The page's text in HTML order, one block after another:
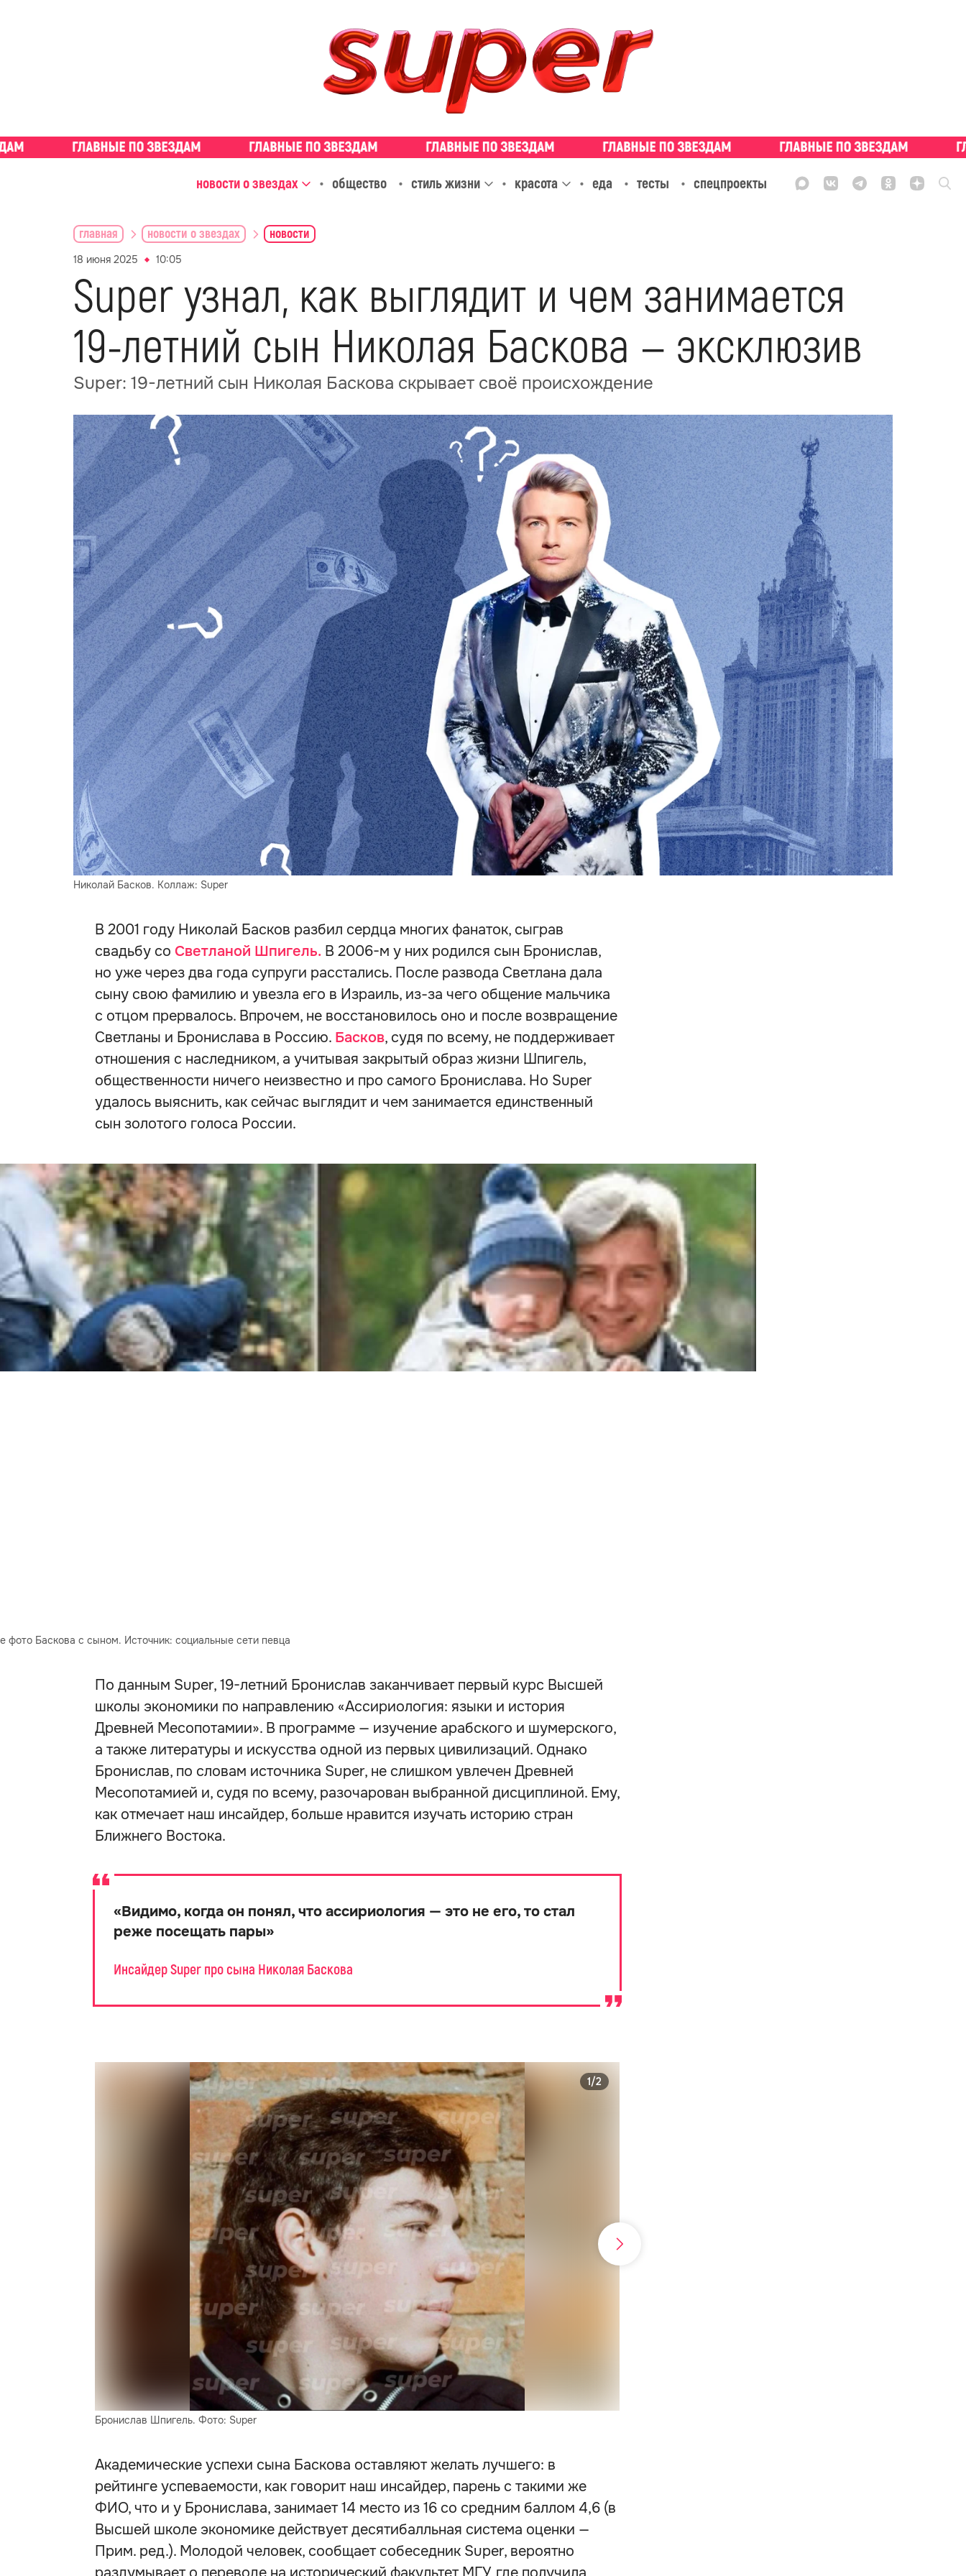
новости о звездах общество стиль жизни красота еда тесты спецпроекты
главная новости о звездах новости
18 июня 2025 10:05
Super узнал, как выглядит и чем занимается
19-летний сын Николая Баскова — эксклюзив
Super: 19-летний сын Николая Баскова скрывает своё происхождение
Николай Басков. Коллаж: Super
В 2001 году Николай Басков разбил сердца многих фанаток, сыграв
свадьбу со Светланой Шпигель. В 2006-м у них родился сын Бронислав,
но уже через два года супруги расстались. После развода Светлана дала
сыну свою фамилию и увезла его в Израиль, из-за чего общение мальчика
с отцом прервалось. Впрочем, не восстановилось оно и после возвращение
Светланы и Бронислава в Россию. Басков, судя по всему, не поддерживает
отношения с наследником, а учитывая закрытый образ жизни Шпигель,
общественности ничего неизвестно и про самого Бронислава. Но Super
удалось выяснить, как сейчас выглядит и чем занимается единственный
сын золотого голоса России.
фото Баскова с сыном. Источник: социальные сети певца
По данным Super, 19-летний Бронислав заканчивает первый курс Высшей
школы экономики по направлению «Ассириология: языки и история
Древней Месопотамии». В программе — изучение арабского и шумерского,
а также литературы и искусства одной из первых цивилизаций. Однако
Бронислав, по словам источника Super, не слишком увлечен Древней
Месопотамией и, судя по всему, разочарован выбранной дисциплиной. Ему,
как отмечает наш инсайдер, больше нравится изучать историю стран
Ближнего Востока.
«Видимо, когда он понял, что ассириология — это не его, то стал
реже посещать пары»
Инсайдер Super про сына Николая Баскова
Бронислав Шпигель. Фото: Super
1/2
Академические успехи сына Баскова оставляют желать лучшего: в
рейтинге успеваемости, как говорит наш инсайдер, парень с такими же
ФИО, что и у Бронислава, занимает 14 место из 16 со средним баллом 4,6 (в
Высшей школе экономике действует десятибалльная система оценки —
Прим. ред.). Молодой человек, сообщает собеседник Super, вероятно